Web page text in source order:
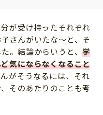
が受け持ったそれぞれ
さんがいたな～と、そ
。結論からいうと、学
気にならなくなること
がそうなるには、それ
そのあたりのことも考